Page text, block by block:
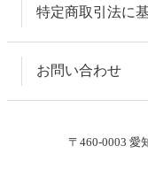
特定商取引法に
お問い合わせ
〒460-0003 愛